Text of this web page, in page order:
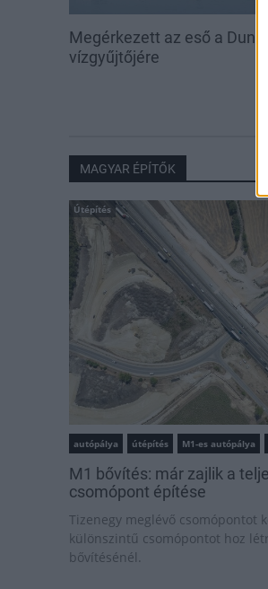
Megérkezett az eső a Duna
vízgyűjtőjére
MAGYAR ÉPÍTŐK
Útépítés
autópálya útépítés M1-es autópálya
M1 bővítés: már zajlik a
csomópont építése
Tizenegy meglévő csomópontot
különszintű csomópontot hoz
bővítésénél.